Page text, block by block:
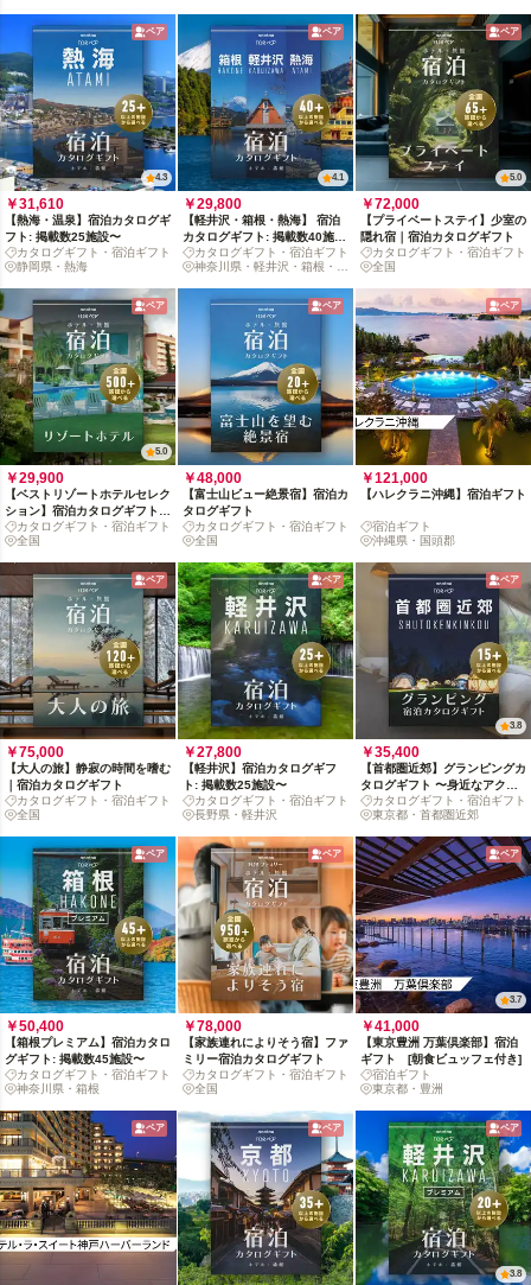
ペア
4.3
￥31,610
【熱海・温泉】宿泊カタログギ
フト: 掲載数25施設〜
カタログギフト・宿泊ギフト
静岡県・熱海
ペア
4.1
￥29,800
【軽井沢・箱根・熱海】 宿泊
カタログギフト: 掲載数40施
設〜カタログギフト・宿泊ギフト
神奈川県・軽井沢・箱根・熱
ペア
5.0
￥72,000
【プライベートステイ】少室の
隠れ宿｜宿泊カタログギフト
カタログギフト・宿泊ギフト
全国
ペア
5.0
￥29,900
【ベストリゾートホテルセレク
ション】宿泊カタログギフト:
掲載数 500+施設〜
カタログギフト・宿泊ギフト
全国
ペア
￥48,000
【富士山ビュー絶景宿】宿泊カ
タログギフト
カタログギフト・宿泊ギフト
全国
ペア
￥121,000
【ハレクラニ沖縄】宿泊ギフト
宿泊ギフト
沖縄県・国頭郡
ペア
￥75,000
【大人の旅】静寂の時間を嗜む
｜宿泊カタログギフト
カタログギフト・宿泊ギフト
全国
ペア
￥27,800
【軽井沢】宿泊カタログギフ
ト: 掲載数25施設〜
カタログギフト・宿泊ギフト
長野県・軽井沢
ペア
3.8
￥35,400
【首都圏近郊】グランピングカ
タログギフト 〜身近なアクセ
ス圏で味わう贅沢アウトドア〜
カタログギフト・宿泊ギフト
東京都・首都圏近郊
ペア
￥50,400
【箱根プレミアム】宿泊カタロ
グギフト: 掲載数45施設〜
カタログギフト・宿泊ギフト
神奈川県・箱根
ペア
￥78,000
【家族連れによりそう宿】ファ
ミリー宿泊カタログギフト
カタログギフト・宿泊ギフト
全国
ペア
3.7
￥41,000
【東京豊洲 万葉倶楽部】宿泊
ギフト [朝食ビュッフェ付き]
宿泊ギフト
東京都・豊洲
ペア ペア ペア
3.8